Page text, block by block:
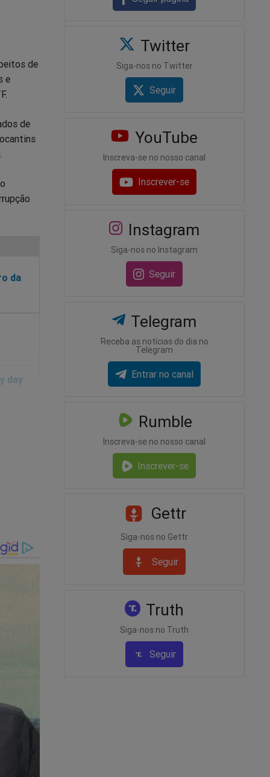
de
e
de
da
povo:
Twitter
Siga-nos no Twitter
Seguir
YouTube
Inscreva-se no nosso canal
Inscrever-se
Instagram
Siga-nos no Instagram
Seguir
Telegram
Receba as notícias do dia no
Telegram
Entrar no canal
Rumble
Inscreva-se no nosso canal
Inscrever-se
Gettr
Siga-nos no Gettr
Seguir
Truth
Siga-nos no Truth
Seguir